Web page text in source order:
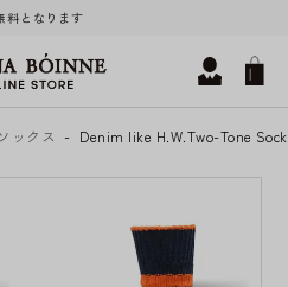
料となります
ソックス Denim like H.W.Two-Tone